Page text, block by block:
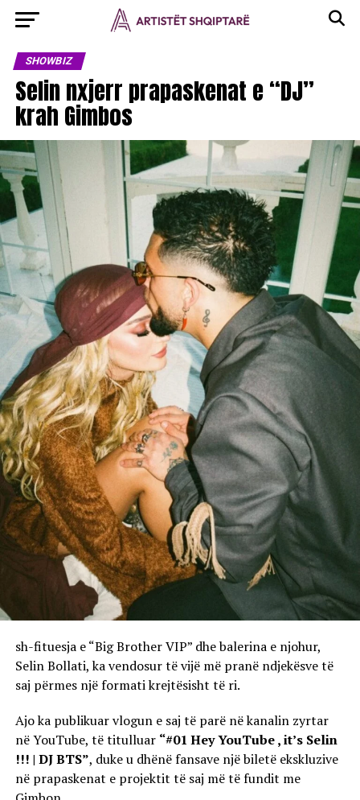
SHOWBIZ
Selin nxjerr prapaskenat e “DJ”
krah Gimbos
sh-fituesja e “Big Brother VIP” dhe balerina e njohur,
Selin Bollati, ka vendosur të vijë më pranë ndjekësve të
saj përmes një formati krejtësisht të ri.
Ajo ka publikuar vlogun e saj të parë në kanalin zyrtar
në YouTube, të titulluar “#01 Hey YouTube , it’s Selin
!!! | DJ BTS”, duke u dhënë fansave një biletë ekskluzive
në prapaskenat e projektit të saj më të fundit me